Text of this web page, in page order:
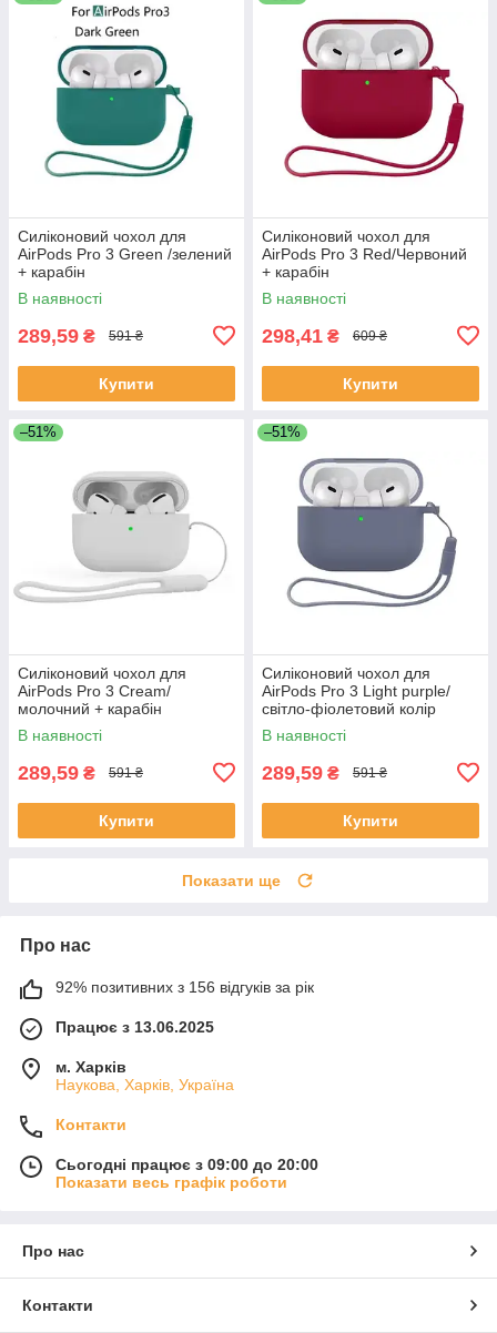
Силіконовий чохол для
AirPods Pro 3 Green /зелений
+ карабін
В наявності
289,59 ₴ 591 ₴
Купити
Силіконовий чохол для
AirPods Pro 3 Red/Червоний
+ карабін
В наявності
298,41 ₴ 609 ₴
Купити
–51%
Силіконовий чохол для
AirPods Pro 3 Cream/
молочний + карабін
В наявності
289,59 ₴ 591 ₴
Купити
–51%
Силіконовий чохол для
AirPods Pro 3 Light purple/
світло-фіолетовий колір
В наявності
289,59 ₴ 591 ₴
Купити
Показати ще
Про нас
92% позитивних з 156 відгуків за рік
Працює з 13.06.2025
м. Харків
Наукова, Харків, Україна
Контакти
Сьогодні працює з 09:00 до 20:00
Показати весь графік роботи
Про нас
Контакти